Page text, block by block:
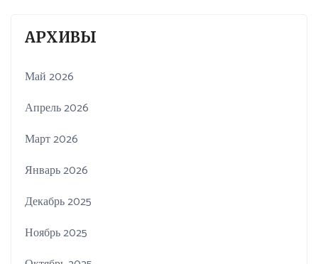
АРХИВЫ
Май 2026
Апрель 2026
Март 2026
Январь 2026
Декабрь 2025
Ноябрь 2025